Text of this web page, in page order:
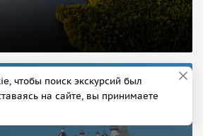
чтобы поиск экскурсий был
на сайте, вы принимаете